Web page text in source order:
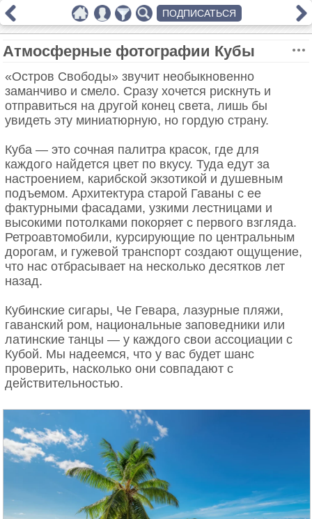
Атмосферные фотографии Кубы
«Остров Свободы» звучит необыкновенно
заманчиво и смело. Сразу хочется рискнуть и
отправиться на другой конец света, лишь бы
увидеть эту миниатюрную, но гордую страну.
Куба — это сочная палитра красок, где для
каждого найдется цвет по вкусу. Туда едут за
настроением, карибской экзотикой и душевным
подъемом. Архитектура старой Гаваны с ее
фактурными фасадами, узкими лестницами и
высокими потолками покоряет с первого взгляда.
Ретроавтомобили, курсирующие по центральным
дорогам, и гужевой транспорт создают ощущение,
что нас отбрасывает на несколько десятков лет
назад.
Кубинские сигары, Че Гевара, лазурные пляжи,
гаванский ром, национальные заповедники или
латинские танцы — у каждого свои ассоциации с
Кубой. Мы надеемся, что у вас будет шанс
проверить, насколько они совпадают с
действительностью.
ПОДПИСАТЬСЯ